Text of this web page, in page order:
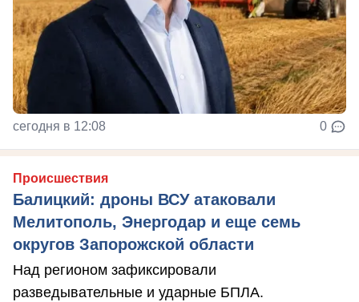
сегодня в 12:08 0
Происшествия
Балицкий: дроны ВСУ атаковали
Мелитополь, Энергодар и еще семь
округов Запорожской области
Над регионом зафиксировали
разведывательные и ударные БПЛА.